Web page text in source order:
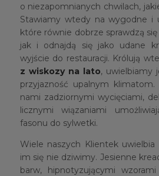
o niezapomnianych chwilach,
Stawiamy wtedy na wygodne i
które równie dobrze sprawdzą
jak i odnajdą się jako udane
wyjście do restauracji. Królują
z wiskozy na lato, uwielbiamy
przyjazność upalnym
nami zadziornymi wycięciami,
licznymi wiązaniami
fasonu do sylwetki.
Wiele naszych Klientek uwielbia
im się nie dziwimy. Jesienne
barw, hipnotyzującymi